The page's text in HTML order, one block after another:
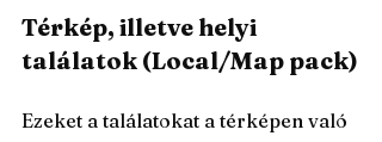
Térkép, illetve helyi
találatok (Local/Map pack)
Ezeket a találatokat a térképen való